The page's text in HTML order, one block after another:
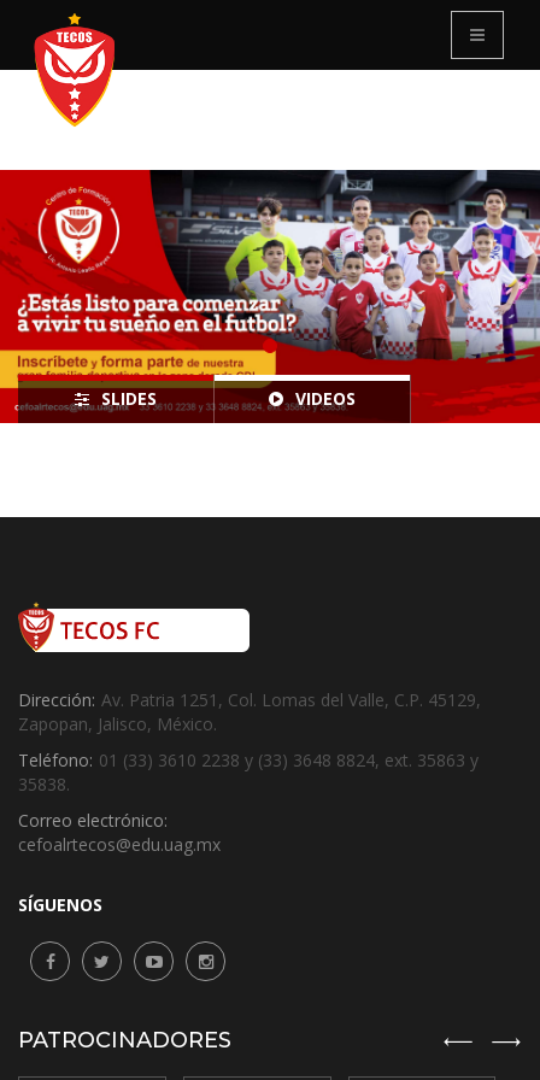
SLIDES VIDEOS
Dirección: Av. Patria 1251, Col. Lomas del Valle, C.P. 45129,
Zapopan, Jalisco, México.
Teléfono: 01 (33) 3610 2238 y (33) 3648 8824, ext. 35863 y
35838.
Correo electrónico:
cefoalrtecos@edu.uag.mx
SÍGUENOS
PATROCINADORES